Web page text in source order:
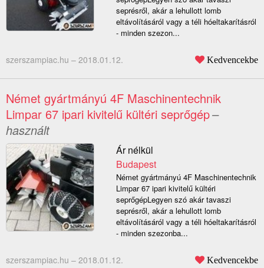
seprésről, akár a lehullott lomb
eltávolításáról vagy a téli hóeltakarításról
- minden szezon...
szerszampiac.hu – 2018.01.12. Kedvencekbe
Német gyártmányú 4F Maschinentechnik
Limpar 67 ipari kivitelű kültéri seprőgép–
használt
Ár nélkül
Budapest
Német gyártmányú 4F Maschinentechnik
Limpar 67 ipari kivitelű kültéri
seprőgépLegyen szó akár tavaszi
seprésről, akár a lehullott lomb
eltávolításáról vagy a téli hóeltakarításról
- minden szezonba...
szerszampiac.hu – 2018.01.12. Kedvencekbe